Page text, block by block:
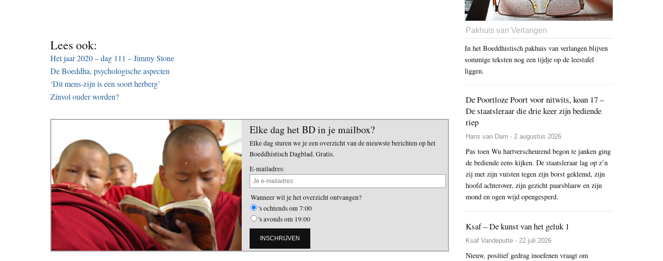
Lees ook:
Het jaar 2020 – dag 111 – Jimmy Stone
De Boeddha, psychologische aspecten
‘Dit mens-zijn is een soort herberg’
Zinvol ouder worden?
Elke dag het BD in je mailbox?
Elke dag sturen we je een overzicht van de nieuwste berichten op het
Boeddhistisch Dagblad. Gratis.
E-mailadres:
Wanneer wil je het overzicht ontvangen?
's ochtends om 7:00
's avonds om 19:00
Pakhuis van Verlangen
In het Boeddhistisch pakhuis van verlangen blijven
sommige teksten nog een tijdje op de leestafel
liggen.
De Poortloze Poort voor nitwits, koan 17 –
De staatsleraar die drie keer zijn bediende
riep
Hans van Dam - 2 augustus 2026
Pas toen Wu hartverscheurend begon te janken ging
de bediende eens kijken. De staatsleraar lag op z’n
zij met zijn vuisten tegen zijn borst geklemd, zijn
hoofd achterover, zijn gezicht paarsblauw en zijn
mond en ogen wijd opengesperd.
Ksaf – De kunst van het geluk 1
Ksaf Vandeputte - 22 juli 2026
Nieuw, positief gedrag inoefenen vraagt om